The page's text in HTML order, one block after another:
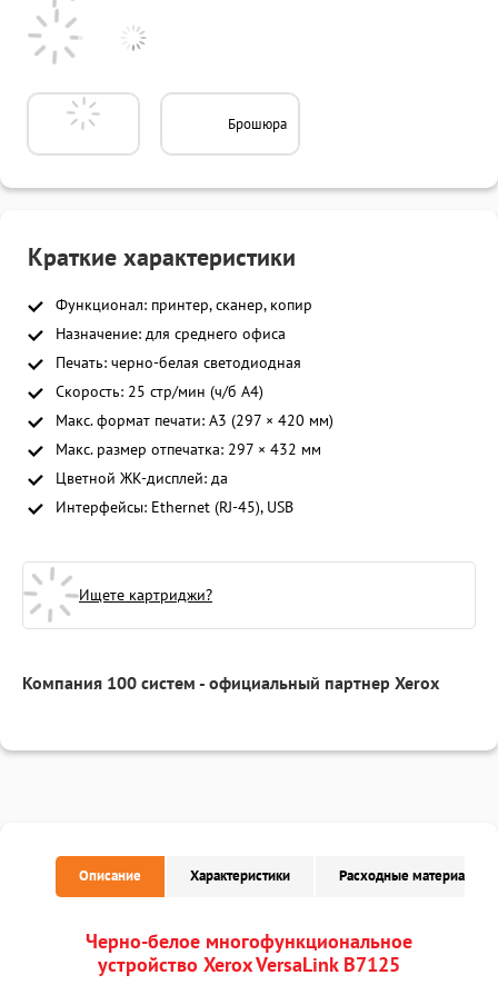
Брошюра
Краткие характеристики
Функционал: принтер, сканер, копир
Назначение: для среднего офиса
Печать: черно-белая светодиодная
Скорость: 25 стр/мин (ч/б A4)
Макс. формат печати: A3 (297 × 420 мм)
Макс. размер отпечатка: 297 × 432 мм
Цветной ЖК-дисплей: да
Интерфейсы: Ethernet (RJ-45), USB
Ищете картриджи?
Компания 100 систем - официальный партнер Xerox
Описание Характеристики Расходные материалы
Черно-белое многофункциональное
устройство Xerox VersaLink B7125